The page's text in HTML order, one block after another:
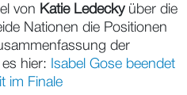
von Katie Ledeckyüber die
Nationen die Positionen
der
hier:
Isabel Gose beendet
im Finale